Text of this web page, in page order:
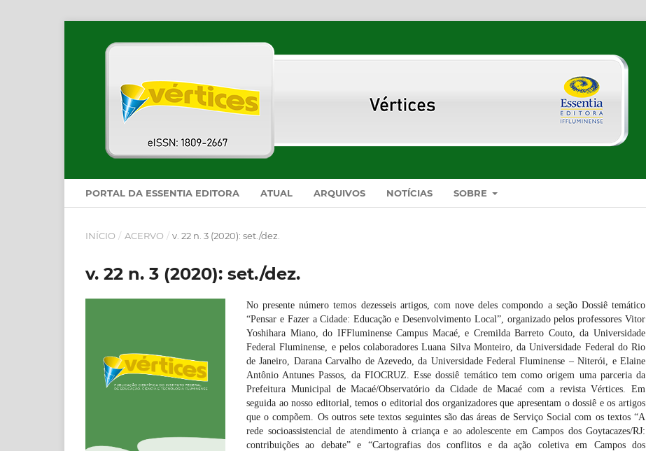
PORTAL DA ESSENTIA EDITORA ATUAL ARQUIVOS NOTÍCIAS SOBRE
INÍCIO / ACERVO / v. 22 n. 3 (2020): set./dez.
v. 22 n. 3 (2020): set./dez.
No presente número temos dezesseis artigos, com nove deles compondo a seção Dossiê temático
“Pensar e Fazer a Cidade: Educação e Desenvolvimento Local”, organizado pelos professores Vitor
Yoshihara Miano, do IFFluminense Campus Macaé, e Cremilda Barreto Couto, da Universidade
Federal Fluminense, e pelos colaboradores Luana Silva Monteiro, da Universidade Federal do Rio
de Janeiro, Darana Carvalho de Azevedo, da Universidade Federal Fluminense – Niterói, e Elaine
Antônio Antunes Passos, da FIOCRUZ. Esse dossiê temático tem como origem uma parceria da
Prefeitura Municipal de Macaé/Observatório da Cidade de Macaé com a revista Vértices. Em
seguida ao nosso editorial, temos o editorial dos organizadores que apresentam o dossiê e os artigos
que o compõem. Os outros sete textos seguintes são das áreas de Serviço Social com os textos “A
rede socioassistencial de atendimento à criança e ao adolescente em Campos dos Goytacazes/RJ:
contribuições ao debate” e “Cartografias dos conflitos e da ação coletiva em Campos dos